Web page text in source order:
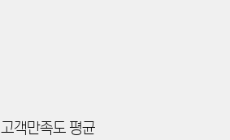
고객만족도 평균